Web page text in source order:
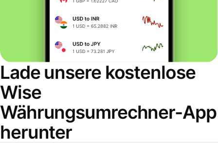
Lade unsere kostenlose
Wise
Währungsumrechner-App
herunter